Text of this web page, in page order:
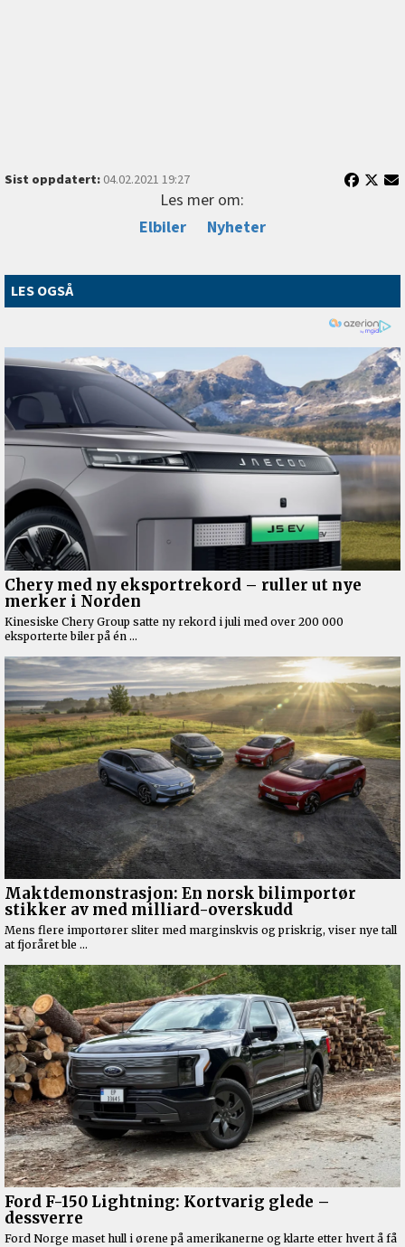
Sist oppdatert:04.02.2021 19:27
Les mer om:
Elbiler
Nyheter
LES OGSÅ